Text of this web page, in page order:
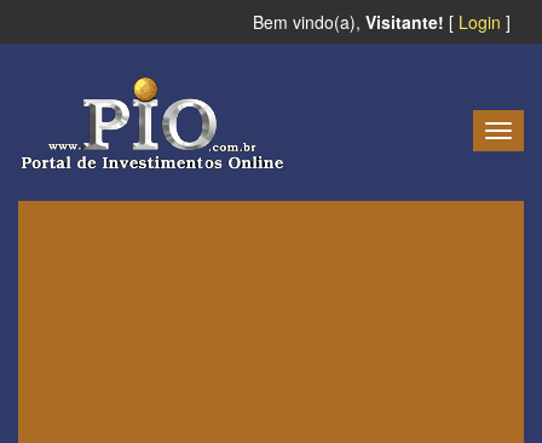
Bem vindo(a), Visitante! [ Login ]